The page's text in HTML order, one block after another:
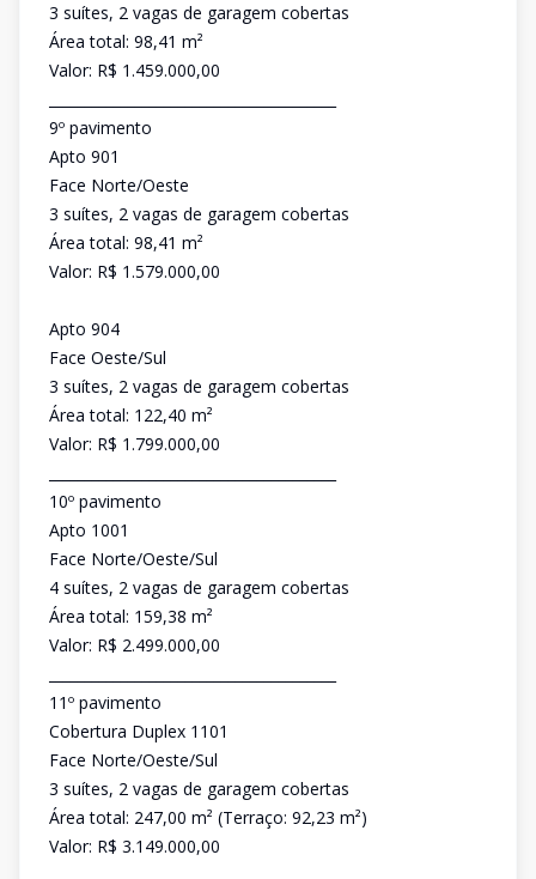
3 suítes, 2 vagas de garagem cobertas
Área total: 98,41 m²
Valor: R$ 1.459.000,00
9º pavimento
Apto 901
Face Norte/Oeste
3 suítes, 2 vagas de garagem cobertas
Área total: 98,41 m²
Valor: R$ 1.579.000,00
Apto 904
Face Oeste/Sul
3 suítes, 2 vagas de garagem cobertas
Área total: 122,40 m²
Valor: R$ 1.799.000,00
10º pavimento
Apto 1001
Face Norte/Oeste/Sul
4 suítes, 2 vagas de garagem cobertas
Área total: 159,38 m²
Valor: R$ 2.499.000,00
11º pavimento
Cobertura Duplex 1101
Face Norte/Oeste/Sul
3 suítes, 2 vagas de garagem cobertas
Área total: 247,00 m² (Terraço: 92,23 m²)
Valor: R$ 3.149.000,00